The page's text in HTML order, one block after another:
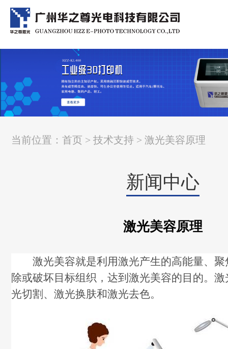
当前位置：首页 >技术支持 > 激光美容原理
新闻中心
激光美容原理
激光美容就是利用激光产生的高能量、聚
除或破坏目标组织，达到激光美容的目的。
光切割、激光换肤和激光去色。